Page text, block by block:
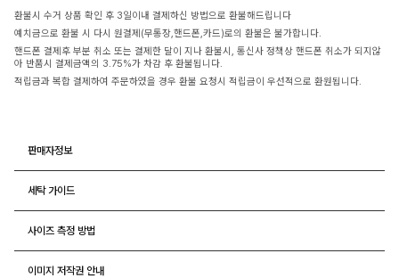
환불시 수거 상품 확인 후 3일이내 결제하신 방법으로 환불해드립니다
예치금으로 환불 시 다시 원결제(무통장,핸드폰,카드)로의 환불은 불가합니다.
핸드폰 결제후 부분 취소 또는 결제한 달이 지나 환불시, 통신사 정책상 핸드폰 취소가 되지않
아 반품시 결제금액의 3.75%가 차감 후 환불됩니다.
적립금과 복합 결제하여 주문하였을 경우 환불 요청시 적립금이 우선적으로 환원됩니다.
판매자정보
세탁 가이드
사이즈 측정 방법
이미지 저작권 안내